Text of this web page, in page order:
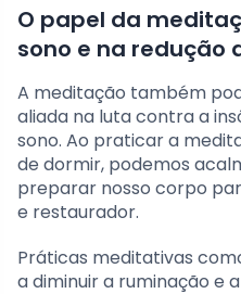
O papel da
sono e na redução
A meditação também
aliada na luta contra a
sono. Ao praticar a
de dormir, podemos
preparar nosso corpo
e restaurador.
Práticas meditativas
a diminuir a ruminação e